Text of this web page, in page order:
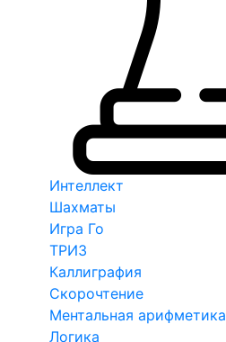
Интеллект
Шахматы
Игра Го
ТРИЗ
Каллиграфия
Скорочтение
Ментальная арифметика
Логика